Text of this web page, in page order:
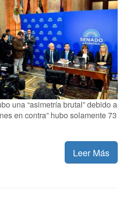
una “asimetría brutal” debido a
en contra” hubo solamente 73
Leer Más